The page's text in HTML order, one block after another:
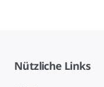
Nützliche Links